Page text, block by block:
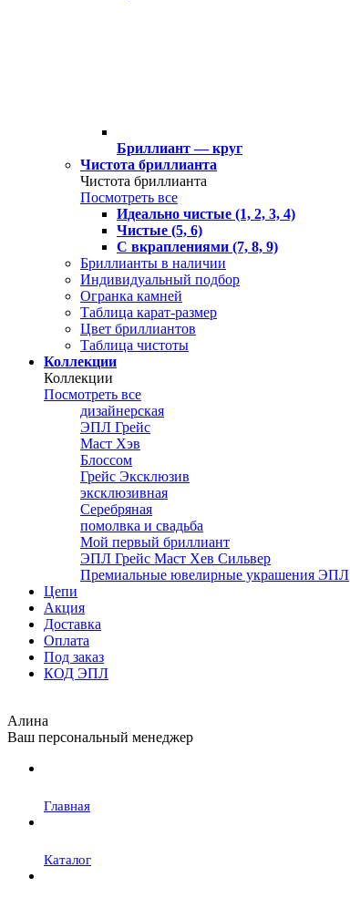
Бриллиант — круг
Чистота бриллианта
Чистота бриллианта
Посмотреть все
Идеально чистые (1, 2, 3, 4)
Чистые (5, 6)
С вкраплениями (7, 8, 9)
Бриллианты в наличии
Индивидуальный подбор
Огранка камней
Таблица карат-размер
Цвет бриллиантов
Таблица чистоты
Коллекции
Коллекции
Посмотреть все
дизайнерская
ЭПЛ Грейс
Маст Хэв
Блоссом
Грейс Эксклюзив
эксклюзивная
Серебряная
помолвка и свадьба
Мой первый бриллиант
ЭПЛ Грейс Маст Хев Сильвер
Премиальные ювелирные украшения ЭПЛ
Цепи
Акция
Доставка
Оплата
Под заказ
КОД ЭПЛ
Алина
Ваш персональный менеджер
Главная
Каталог